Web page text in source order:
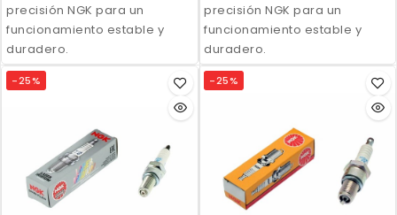
precisión NGK para un
funcionamiento estable y
duradero.
precisión NGK para un
funcionamiento estable y
duradero.
-25% -25%